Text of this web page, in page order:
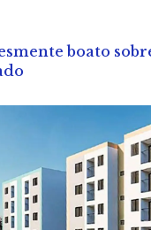
boato